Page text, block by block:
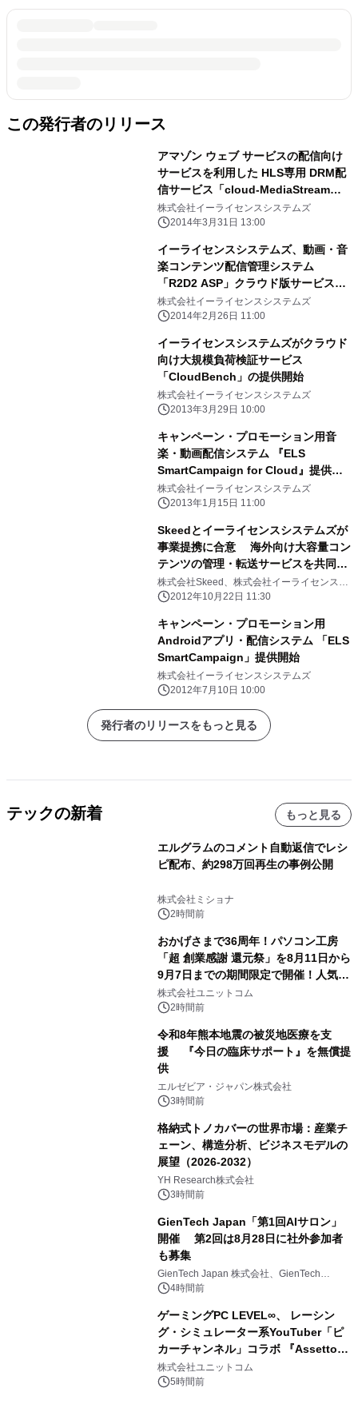
この発行者のリリース
アマゾン ウェブ サービスの配信向け
サービスを利用した HLS専用 DRM配
信サービス「cloud-MediaStream」
を イーライセンスシステムズが提供開
始
株式会社イーライセンスシステムズ
2014年3月31日 13:00
イーライセンスシステムズ、動画・音
楽コンテンツ配信管理システム
「R2D2 ASP」クラウド版サービスを
提供開始
株式会社イーライセンスシステムズ
2014年2月26日 11:00
イーライセンスシステムズがクラウド
向け大規模負荷検証サービス
「CloudBench」の提供開始
株式会社イーライセンスシステムズ
2013年3月29日 10:00
キャンペーン・プロモーション用音
楽・動画配信システム 『ELS
SmartCampaign for Cloud』提供開
始
株式会社イーライセンスシステムズ
2013年1月15日 11:00
Skeedとイーライセンスシステムズが
事業提携に合意 海外向け大容量コン
テンツの管理・転送サービスを共同開
発
株式会社Skeed、株式会社イーライセンスシ
ステムズ
2012年10月22日 11:30
キャンペーン・プロモーション用
Androidアプリ・配信システム 「ELS
SmartCampaign」提供開始
株式会社イーライセンスシステムズ
2012年7月10日 10:00
発行者のリリースをもっと見る
テックの新着 もっと見る
エルグラムのコメント自動返信でレシ
ピ配布、約298万回再生の事例公開
株式会社ミショナ
2時間前
おかげさまで36周年！パソコン工房
「超 創業感謝 還元祭」を8月11日から
9月7日までの期間限定で開催！人気の
ゲーミングPCや高性能ノートPCなど
対象iiyama PCのご購入で最大3万円分
株式会社ユニットコム
2時間前
令和8年熊本地震の被災地医療を支
援 『今日の臨床サポート』を無償提
供
エルゼビア・ジャパン株式会社
3時間前
格納式トノカバーの世界市場：産業チ
ェーン、構造分析、ビジネスモデルの
展望（2026-2032）
YH Research株式会社
3時間前
GienTech Japan「第1回AIサロン」
開催 第2回は8月28日に社外参加者
も募集
GienTech Japan 株式会社、GienTech
Consulting Japan 株式会社
4時間前
ゲーミングPC LEVEL∞、 レーシン
グ・シミュレーター系YouTuber「ピ
カーチャンネル」コラボ 『Assetto
Corsa EVO』推奨パソコン販売中
株式会社ユニットコム
5時間前